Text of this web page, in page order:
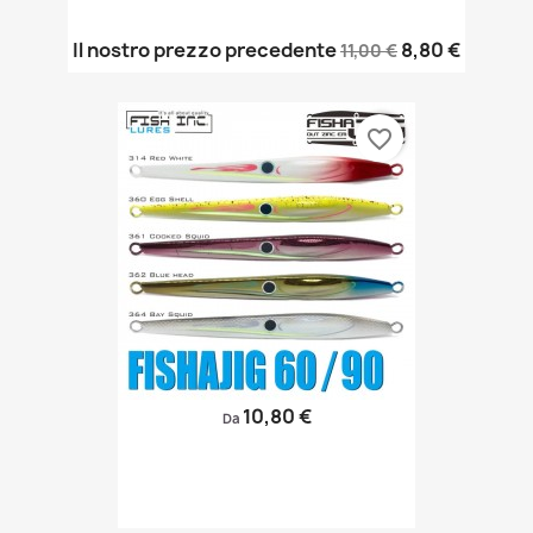
Il nostro prezzo precedente11,00 € 8,80 €
Da 10,80 €
favorite_border